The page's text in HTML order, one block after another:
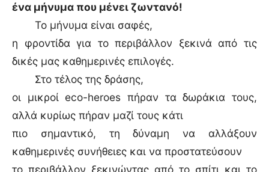
ένα μήνυμα που μένει ζωντανό!
Το μήνυμα είναι σαφές,
η φροντίδα για το περιβάλλον ξεκινά από τις
δικές μας καθημερινές επιλογές.
Στο τέλος της δράσης,
οι μικροί eco-heroes πήραν τα δωράκια τους,
αλλά κυρίως πήραν μαζί τους κάτι
πιο σημαντικό, τη δύναμη να αλλάξουν
καθημερινές συνήθειες και να προστατεύσουν
το περιβάλλον ξεκινώντας από το σπίτι και το